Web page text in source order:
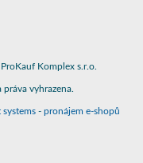
Komplex s.r.o.
práva vyhrazena.
- pronájem e-shopů